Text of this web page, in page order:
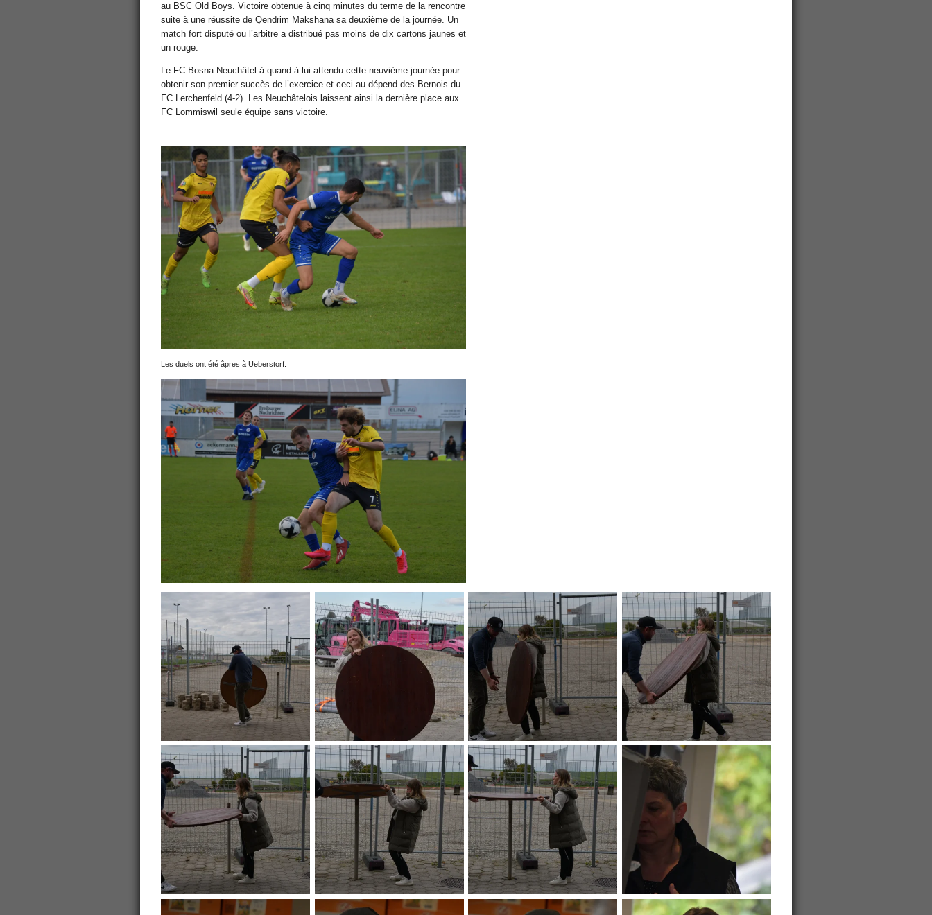
au BSC Old Boys. Victoire obtenue à cinq minutes du terme de la rencontre
suite à une réussite de Qendrim Makshana sa deuxième de la journée. Un
match fort disputé ou l’arbitre a distribué pas moins de dix cartons jaunes et
un rouge.
Le FC Bosna Neuchâtel à quand à lui attendu cette neuvième journée pour
obtenir son premier succès de l’exercice et ceci au dépend des Bernois du
FC Lerchenfeld (4-2). Les Neuchâtelois laissent ainsi la dernière place aux
FC Lommiswil seule équipe sans victoire.
Les duels ont été âpres à Ueberstorf.